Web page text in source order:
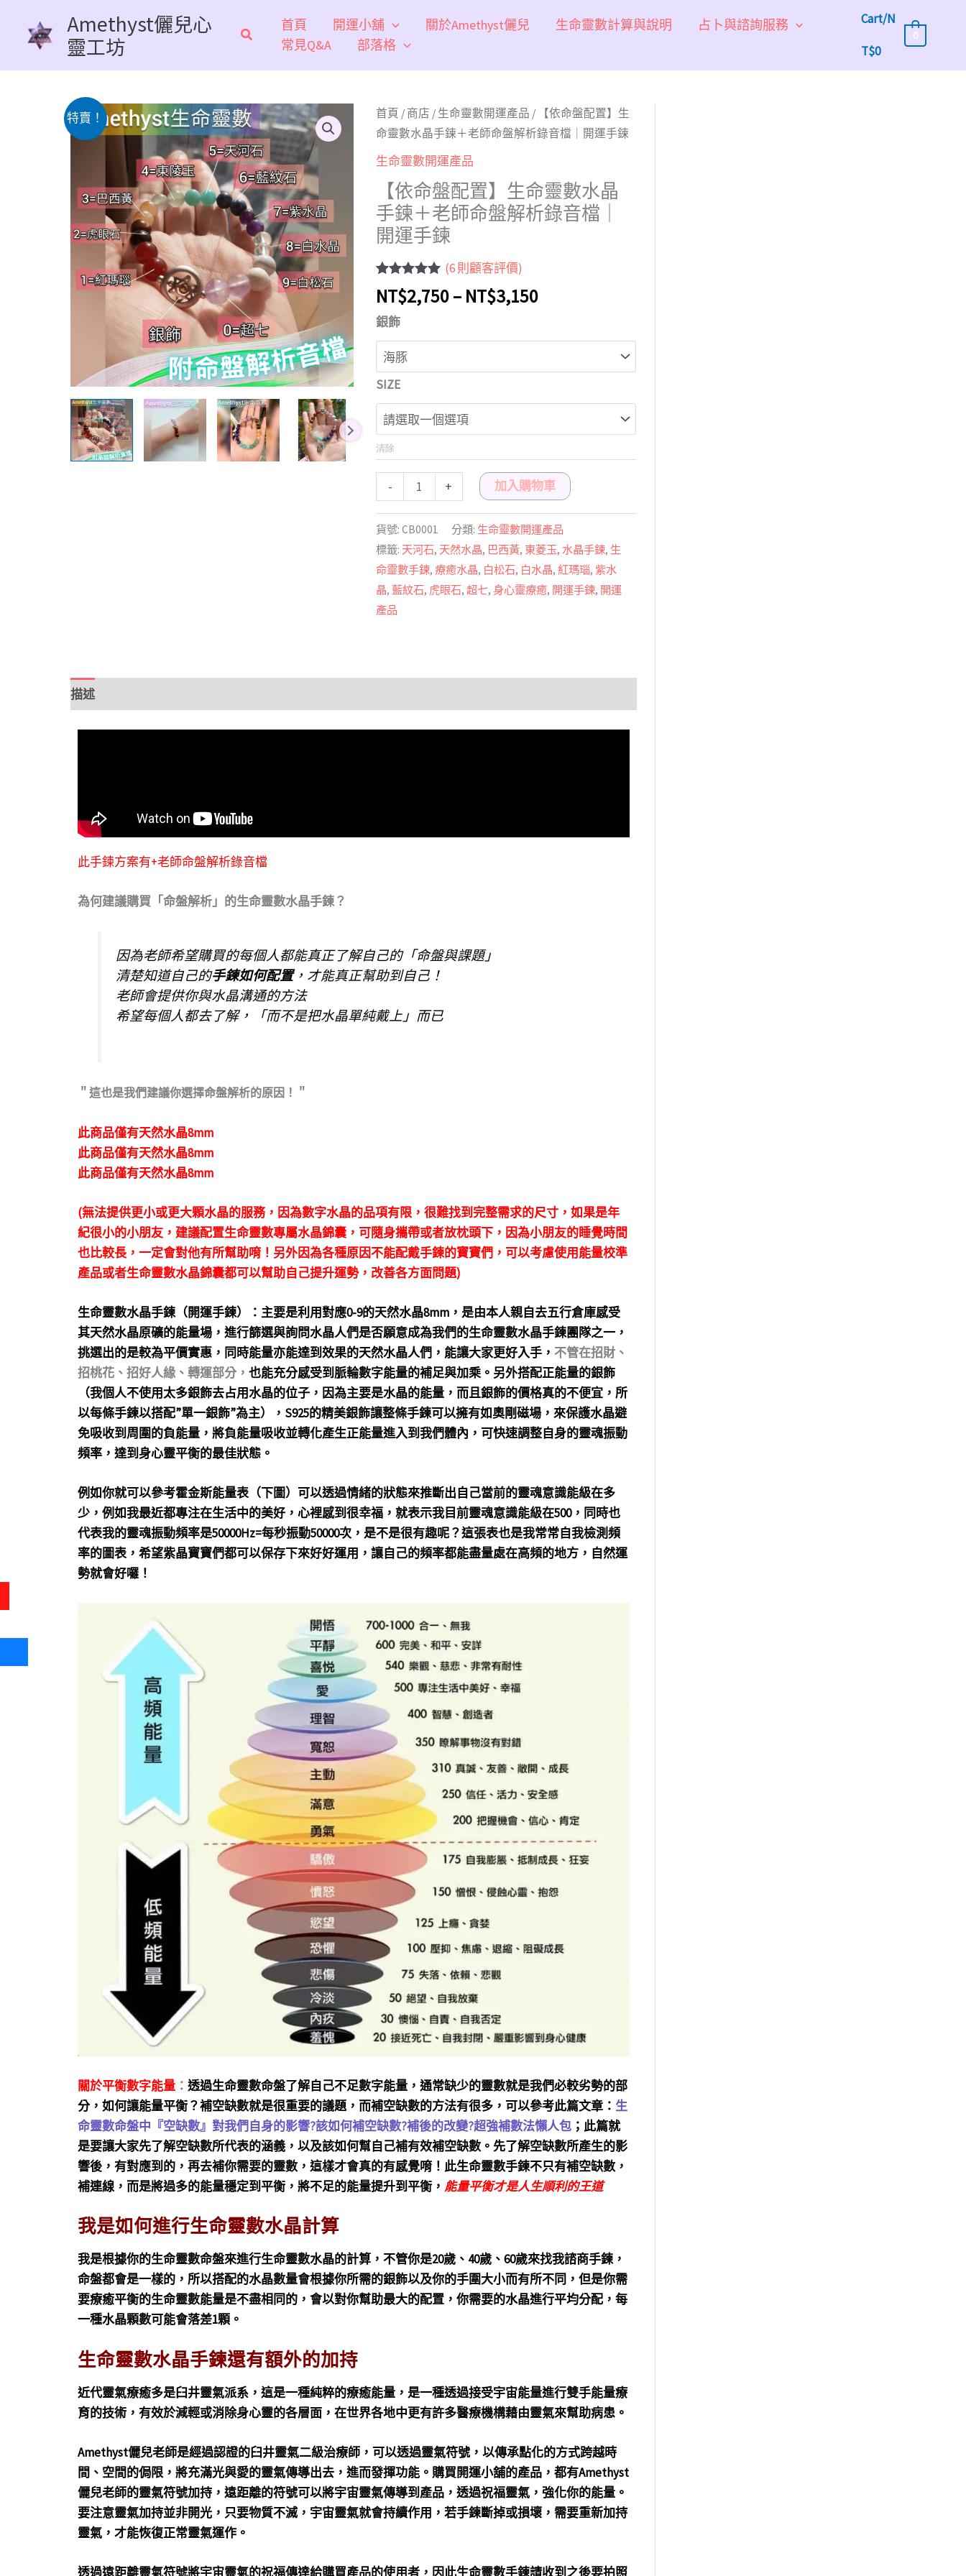
要
Amethyst儷兒心
靈工坊
首頁 開運小舖 關於Amethyst儷兒 生命靈數計算與說明
占卜與諮詢服務
常見Q&A
部落格
Cart/N
T$0
0
特賣！ 首頁 / 商店 / 生命靈數開運產品 / 【依命盤配置】生
命靈數水晶手鍊＋老師命盤解析錄音檔｜開運手鍊
生命靈數開運產品
【依命盤配置】生命靈數水晶
手鍊＋老師命盤解析錄音檔｜
開運手鍊
評分
5，已有 位
分
(6則顧客評價)
NT$2,750– NT$3,150
銀飾
SIZE
清除
-
【依
命
盤
置】
生
命
數
水
晶
鍊
＋
師
命
盤
解
錄
音
檔
｜
開
運
數
+ 加入購物車
貨號:CB0001 分類: 生命靈數開運產品
標籤: 天河石, 天然水晶, 巴西黃, 東菱玉,水晶手鍊, 生
命靈數手鍊,療癒水晶, 白松石, 白水晶, 紅瑪瑙,紫水
晶,藍紋石, 虎眼石,超七, 身心靈療癒, 開運手鍊, 開運
產品
描述
此手鍊方案有+老師命盤解析錄音檔
為何建議購買「命盤解析」的生命靈數水晶手鍊？
因為老師希望購買的每個人都能真正了解自己的「命盤與課題」
清楚知道自己的手鍊如何配置，才能真正幫助到自己！
老師會提供你與水晶溝通的方法
希望每個人都去了解，「而不是把水晶單純戴上」而已
＂這也是我們建議你選擇命盤解析的原因！＂
此商品僅有天然水晶8mm
此商品僅有天然水晶8mm
此商品僅有天然水晶8mm
(無法提供更小或更大顆水晶的服務，因為數字水晶的品項有限，很難找到完整需求的尺寸，如果是年
紀很小的小朋友，建議配置生命靈數專屬水晶錦囊，可隨身攜帶或者放枕頭下，因為小朋友的睡覺時間
也比較長，一定會對他有所幫助唷！另外因為各種原因不能配戴手鍊的寶寶們，可以考慮使用能量校準
產品或者生命靈數水晶錦囊都可以幫助自己提升運勢，改善各方面問題)
生命靈數水晶手鍊（開運手鍊）：主要是利用對應0-9的天然水晶8mm，是由本人親自去五行倉庫感受
其天然水晶原礦的能量場，進行篩選與詢問水晶人們是否願意成為我們的生命靈數水晶手鍊團隊之一，
挑選出的是較為平價實惠，同時能量亦能達到效果的天然水晶人們，能讓大家更好入手， 不管在招財、
招桃花、招好人緣、轉運部分， 也能充分感受到脈輪數字能量的補足與加乘。另外搭配正能量的銀飾
（我個人不使用太多銀飾去占用水晶的位子，因為主要是水晶的能量，而且銀飾的價格真的不便宜，所
以每條手鍊以搭配”單一銀飾”為主），S925的精美銀飾讓整條手鍊可以擁有如奧剛磁場，來保護水晶避
免吸收到周圍的負能量，將負能量吸收並轉化產生正能量進入到我們體內，可快速調整自身的靈魂振動
頻率，達到身心靈平衡的最佳狀態。
例如你就可以參考霍金斯能量表（下圖）可以透過情緒的狀態來推斷出自己當前的靈魂意識能級在多
少，例如我最近都專注在生活中的美好，心裡感到很幸福，就表示我目前靈魂意識能級在500，同時也
代表我的靈魂振動頻率是50000Hz=每秒振動50000次，是不是很有趣呢？這張表也是我常常自我檢測頻
率的圖表，希望紫晶寶寶們都可以保存下來好好運用，讓自己的頻率都能盡量處在高頻的地方，自然運
勢就會好囉！
關於平衡數字能量： 透過生命靈數命盤了解自己不足數字能量，通常缺少的靈數就是我們必較劣勢的部
分，如何讓能量平衡？補空缺數就是很重要的議題，而補空缺數的方法有很多，可以參考此篇文章： 生
命靈數命盤中『空缺數』對我們自身的影響?該如何補空缺數?補後的改變?超強補數法懶人包；此篇就
是要讓大家先了解空缺數所代表的涵義，以及該如何幫自己補有效補空缺數。先了解空缺數所產生的影
響後，有對應到的，再去補你需要的靈數，這樣才會真的有感覺唷！此生命靈數手鍊不只有補空缺數，
補連線，而是將過多的能量穩定到平衡，將不足的能量提升到平衡， 能量平衡才是人生順利的王道
我是如何進行生命靈數水晶計算
我是根據你的生命靈數命盤來進行生命靈數水晶的計算，不管你是20歲、40歲、60歲來找我諮商手鍊，
命盤都會是一樣的，所以搭配的水晶數量會根據你所需的銀飾以及你的手圍大小而有所不同，但是你需
要療癒平衡的生命靈數能量是不盡相同的，會以對你幫助最大的配置，你需要的水晶進行平均分配，每
一種水晶顆數可能會落差1顆。
生命靈數水晶手鍊還有額外的加持
近代靈氣療癒多是臼井靈氣派系，這是一種純粹的療癒能量，是一種透過接受宇宙能量進行雙手能量療
育的技術，有效於減輕或消除身心靈的各層面，在世界各地中更有許多醫療機構藉由靈氣來幫助病患。
Amethyst儷兒老師是經過認證的臼井靈氣二級治療師，可以透過靈氣符號，以傳承點化的方式跨越時
間、空間的侷限，將充滿光與愛的靈氣傳導出去，進而發揮功能。 購買開運小舖的產品，都有Amethyst
儷兒老師的靈氣符號加持，遠距離的符號可以將宇宙靈氣傳導到產品，透過祝福靈氣，強化你的能量。
要注意靈氣加持並非開光，只要物質不滅，宇宙靈氣就會持續作用，若手鍊斷掉或損壞，需要重新加持
靈氣，才能恢復正常靈氣運作。
透過遠距離靈氣符號將宇宙靈氣的祝福傳達給購買產品的使用者，因此生命靈數手鍊請收到之後要拍照